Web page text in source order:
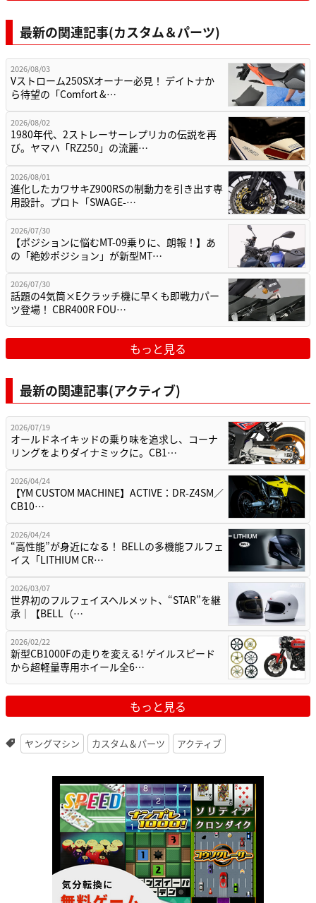
最新の関連記事(カスタム＆パーツ)
2026/08/03
Vストローム250SXオーナー必見！ デイトナか
ら待望の「Comfort &…
2026/08/02
1980年代、2ストレーサーレプリカの伝説を再
び。ヤマハ「RZ250」の流麗…
2026/08/01
進化したカワサキZ900RSの制動力を引き出す専
用設計。プロト「SWAGE-…
2026/07/30
【ポジションに悩むMT-09乗りに、朗報！】あ
の「絶妙ポジション」が新型MT…
2026/07/30
話題の4気筒×Eクラッチ機に早くも即戦力パー
ツ登場！ CBR400R FOU…
もっと見る
最新の関連記事(アクティブ)
2026/07/19
オールドネイキッドの乗り味を追求し、コーナ
リングをよりダイナミックに。CB1…
2026/04/24
【YM CUSTOM MACHINE】ACTIVE：DR-Z4SM／
CB10…
2026/04/24
“高性能”が身近になる！ BELLの多機能フルフェ
イス「LITHIUM CR…
2026/03/07
世界初のフルフェイスヘルメット、“STAR”を継
承｜【BELL（…
2026/02/22
新型CB1000Fの走りを変える! ゲイルスピード
から超軽量専用ホイール全6…
もっと見る
ヤングマシン カスタム＆パーツ アクティブ